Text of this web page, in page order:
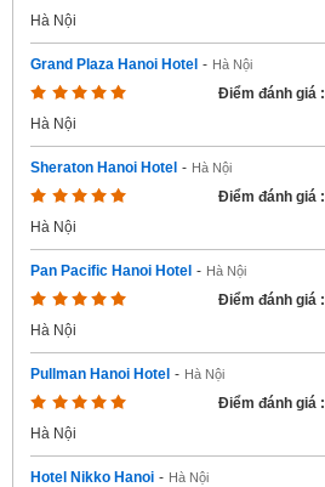
Hà Nội
Grand Plaza Hanoi Hotel - Hà Nội
Điểm đánh giá :
Hà Nội
Sheraton Hanoi Hotel - Hà Nội
Điểm đánh giá :
Hà Nội
Pan Pacific Hanoi Hotel - Hà Nội
Điểm đánh giá :
Hà Nội
Pullman Hanoi Hotel - Hà Nội
Điểm đánh giá :
Hà Nội
Hotel Nikko Hanoi - Hà Nội